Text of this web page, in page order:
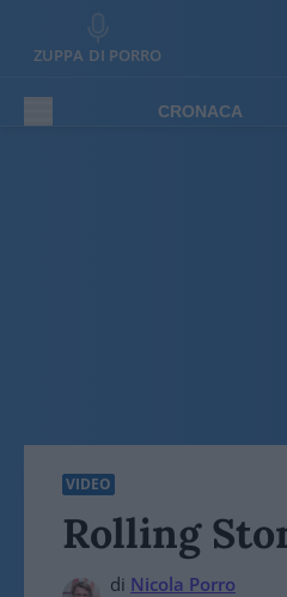
ZUPPA DI PORRO
CRONACA
VIDEO
Rolling
di Nicola Porro